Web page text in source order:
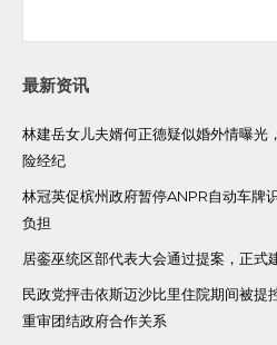
最新资讯
林建岳女儿夫婿何正德疑似婚外情曝光
险经纪
林冠英促槟州政府暂停ANPR自动车牌
负担
居銮巫统区部代表大会通过提案，正式
民政党抨击依斯迈沙比里住院期间被提
重审团结政府合作关系